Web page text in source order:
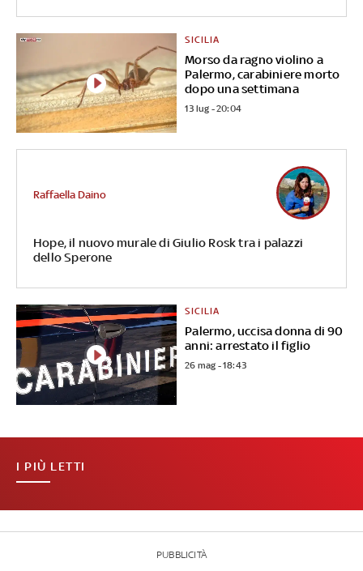
Morso da ragno violino a
Palermo, carabiniere morto
dopo una settimana
SICILIA
13 lug - 20:04
Hope, il nuovo murale di Giulio Rosk tra i palazzi
dello Sperone
Raffaella Daino
Palermo, uccisa donna di 90
anni: arrestato il figlio
SICILIA
26 mag - 18:43
I PIÙ LETTI
PUBBLICITÀ